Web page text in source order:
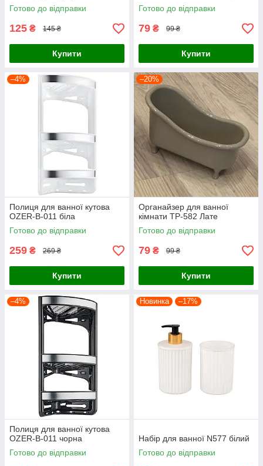
Готово до відправки
125 ₴ 145 ₴
Купити
Готово до відправки
79 ₴ 99 ₴
Купити
–4%
Полиця для ванної кутова
OZER-B-011 біла
Готово до відправки
259 ₴ 269 ₴
Купити
–20%
Органайзер для ванної
кімнати ТР-582 Лате
Готово до відправки
79 ₴ 99 ₴
Купити
–4%
Полиця для ванної кутова
OZER-B-011 чорна
Готово до відправки
Новинка –17%
Набір для ванної N577 білий
Готово до відправки